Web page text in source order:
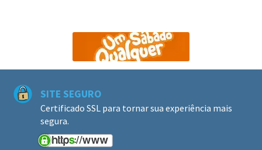
SITE SEGURO
Certificado SSL para tornar sua experiência mais
segura.